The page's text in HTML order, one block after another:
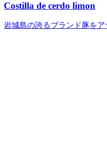
Costilla de cerdo limon
岩城島の誇るブランド豚をア